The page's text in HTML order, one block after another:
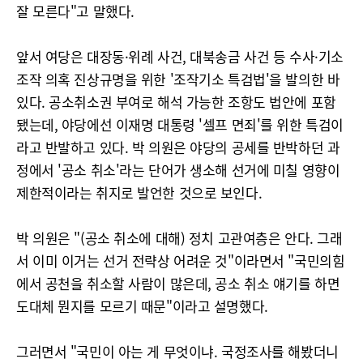
잘 모른다"고 말했다.
앞서 여당은 대장동·위례 사건, 대북송금 사건 등 수사·기소
조작 의혹 진상규명을 위한 '조작기소 특검법'을 발의한 바
있다. 공소취소권 부여로 해석 가능한 조항도 법안에 포함
됐는데, 야당에선 이재명 대통령 '셀프 면죄'를 위한 특검이
라고 반발하고 있다. 박 의원은 야당의 공세를 반박하던 과
정에서 '공소 취소'라는 단어가 생소해 선거에 미칠 영향이
제한적이라는 취지로 발언한 것으로 보인다.
박 의원은 "(공소 취소에 대해) 정치 고관여층은 안다. 그래
서 이미 이거는 선거 전략상 어려운 것"이라면서 "국민의힘
에서 공천을 취소할 사람이 많은데, 공소 취소 얘기를 하면
도대체 뭔지를 모르기 때문"이라고 설명했다.
그러면서 "국민이 아는 게 무엇이냐. 국정조사를 해봤더니